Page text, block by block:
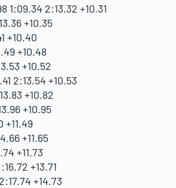
1:09.34 2:13.32 +10.31
+10.35
+10.40
+10.48
+10.52
2:13.54 +10.53
+10.82
+10.95
+11.49
+11.65
+11.73
+13.71
+14.73